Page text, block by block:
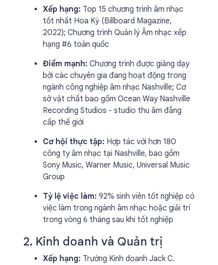
Xếp hạng: Top 15 chương trình âm nhạc
tốt nhất Hoa Kỳ (Billboard Magazine,
2022); Chương trình Quản lý Âm nhạc xếp
hạng #6 toàn quốc
Điểm mạnh: Chương trình được giảng dạy
bởi các chuyên gia đang hoạt động trong
ngành công nghiệp âm nhạc Nashville; Cơ
sở vật chất bao gồm Ocean Way Nashville
Recording Studios - studio thu âm đẳng
cấp thế giới
Cơ hội thực tập: Hợp tác với hơn 180
công ty âm nhạc tại Nashville, bao gồm
Sony Music, Warner Music, Universal Music
Group
Tỷ lệ việc làm: 92% sinh viên tốt nghiệp có
việc làm trong ngành âm nhạc hoặc giải trí
trong vòng 6 tháng sau khi tốt nghiệp
2. Kinh doanh và Quản trị
Xếp hạng: Trường Kinh doanh Jack C.